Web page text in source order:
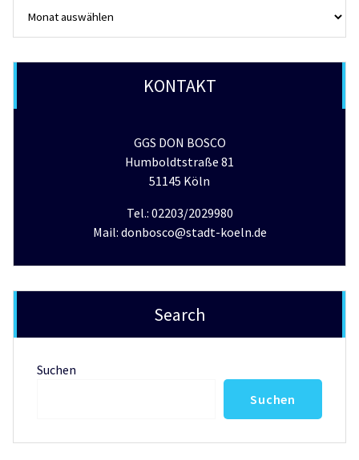
KONTAKT
GGS DON BOSCO
Humboldtstraße 81
51145 Köln
Tel.: 02203/2029980
Mail: donbosco@stadt-koeln.de
Search
Suchen
Suchen